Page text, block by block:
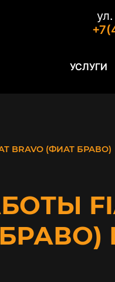
УСЛУГИ
BRAVO (ФИАТ БРАВО)